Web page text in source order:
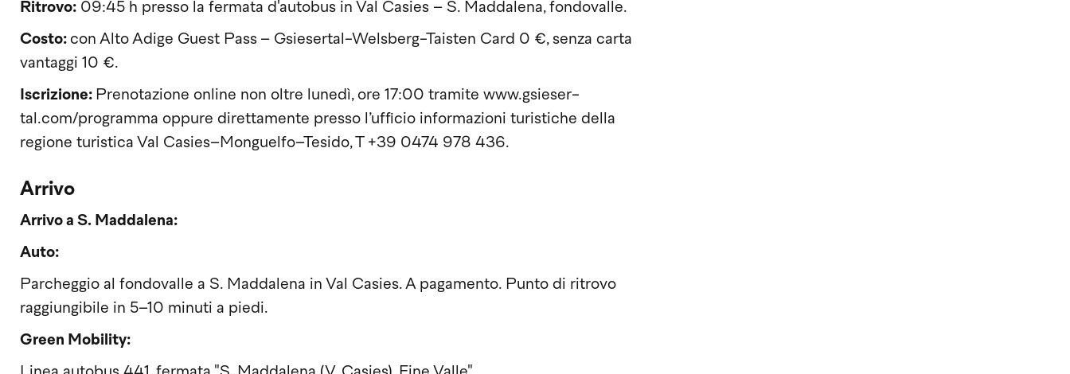
Ritrovo: 09:45 h presso la fermata d'autobus in Val Casies – S. Maddalena, fondovalle.
Costo: con Alto Adige Guest Pass – Gsiesertal-Welsberg-Taisten Card 0 €, senza carta
vantaggi 10 €.
Iscrizione: Prenotazione online non oltre lunedì, ore 17:00 tramite www.gsieser-
tal.com/programma oppure direttamente presso l’ufficio informazioni turistiche della
regione turistica Val Casies–Monguelfo–Tesido, T +39 0474 978 436.
Arrivo
Arrivo a S. Maddalena:
Auto:
Parcheggio al fondovalle a S. Maddalena in Val Casies. A pagamento. Punto di ritrovo
raggiungibile in 5–10 minuti a piedi.
Green Mobility: